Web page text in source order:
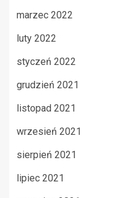
marzec 2022
luty 2022
styczeń 2022
grudzień 2021
listopad 2021
wrzesień 2021
sierpień 2021
lipiec 2021